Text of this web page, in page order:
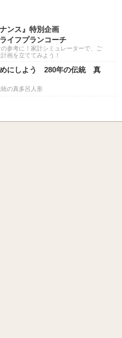
ンス』特別企画
イフプランコーチ
参考に！家計シミュレーターで、ご
画を立ててみよう！
めにしよう 280年の伝統 真
の真多呂人形